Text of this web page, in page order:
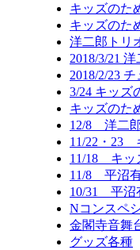
キッズのた
キッズのた
洋二郎トリ
2018/3/21
2018/2/23
3/24 キッ
キッズのた
12/8 洋二
11/22・23
11/18 キッ
11/8 平沼
10/31 平沼
Nコンスペ
金閣寺音舞
グッズ各種